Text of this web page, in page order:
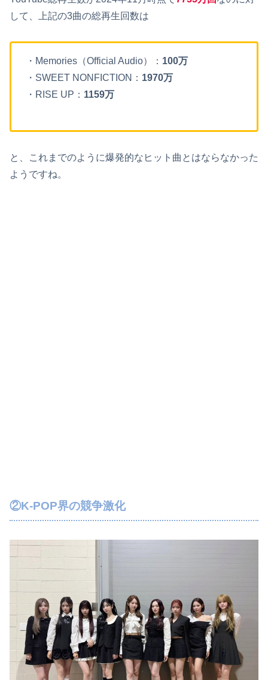
して、上記の3曲の総再生回数は
・Memories（Official Audio）： 100万
・SWEET NONFICTION： 1970万
・RISE UP： 1159万
と、これまでのように爆発的なヒット曲とはならなかった
ようですね。
②K-POP界の競争激化